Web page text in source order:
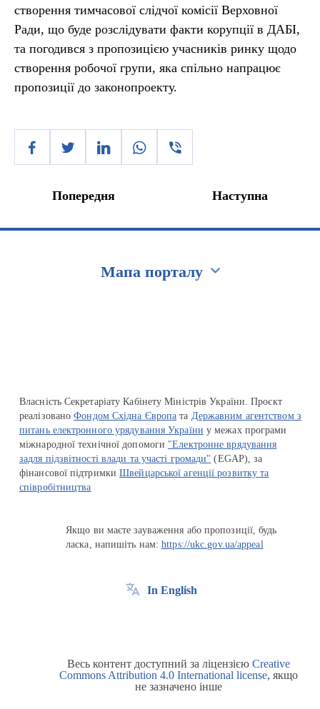
створення тимчасової слідчої комісії Верховної
Ради, що буде розслідувати факти корупції в ДАБІ,
та погодився з пропозицією учасників ринку щодо
створення робочої групи, яка спільно напрацює
пропозиції до законопроекту.
Попередня Наступна
Мапа порталу
Власність Секретаріату Кабінету Міністрів України. Проєкт
реалізованоФондом Східна Європа та Державним агентством з
питань електронного урядування України у межах програми
міжнародної технічної допомоги "Електронне врядування
задля підзвітності влади та участі громади" (EGAP), за
фінансової підтримкиШвейцарської агенції розвитку та
співробітництва
Якщо ви маєте зауваження або пропозиції, будь
ласка, напишіть нам:https://ukc.gov.ua/appeal
In English
Весь контент доступний за ліцензією Creative
Commons Attribution 4.0 International license, якщо
не зазначено інше